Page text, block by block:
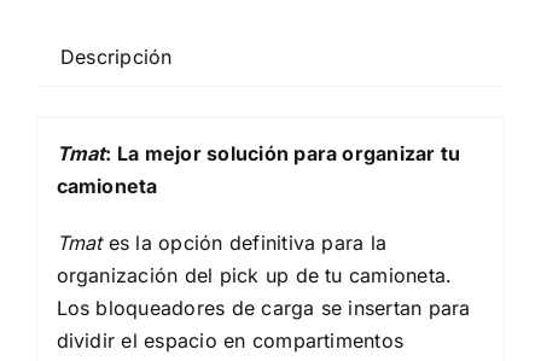
Descripción
Tmat: La mejor solución para organizar tu
camioneta
Tmates la opción definitiva para la
organización del pick up de tu camioneta.
Los bloqueadores de carga se insertan para
dividir el espacio en compartimentos